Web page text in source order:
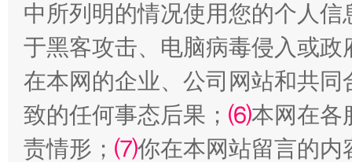
国家大学科技园优化重塑工作
中所列明的情况使用您的个人
于黑客攻击、电脑病毒侵入或
在本网的企业、公司网站和共
致的任何事态后果； ⑹本网在各
责情形； ⑺你在本网站留言的内